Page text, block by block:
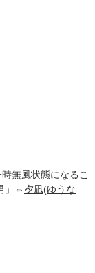
時無風状態になるこ
」⇔ 夕凪(ゆうな